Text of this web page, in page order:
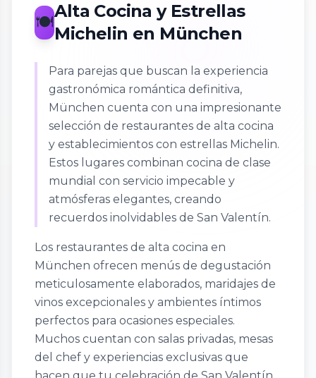
🍽️
Alta Cocina y Estrellas
Michelin en München
Para parejas que buscan la experiencia
gastronómica romántica definitiva,
München cuenta con una impresionante
selección de restaurantes de alta cocina
y establecimientos con estrellas Michelin.
Estos lugares combinan cocina de clase
mundial con servicio impecable y
atmósferas elegantes, creando
recuerdos inolvidables de San Valentín.
Los restaurantes de alta cocina en
München ofrecen menús de degustación
meticulosamente elaborados, maridajes de
vinos excepcionales y ambientes íntimos
perfectos para ocasiones especiales.
Muchos cuentan con salas privadas, mesas
del chef y experiencias exclusivas que